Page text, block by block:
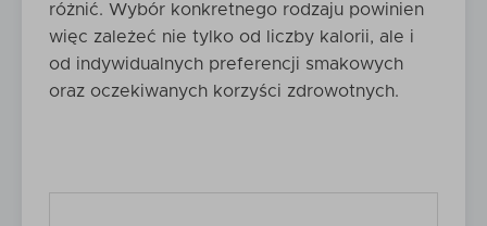
różnić. Wybór konkretnego rodzaju powinien
więc zależeć nie tylko od liczby kalorii, ale i
od indywidualnych preferencji smakowych
oraz oczekiwanych korzyści zdrowotnych.